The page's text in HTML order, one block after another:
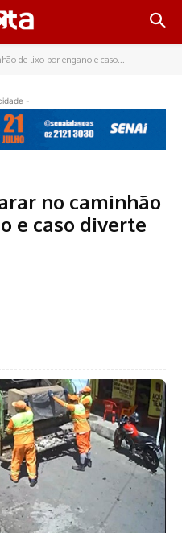
de lixo por engano e caso...
-
no caminhão
e caso diverte